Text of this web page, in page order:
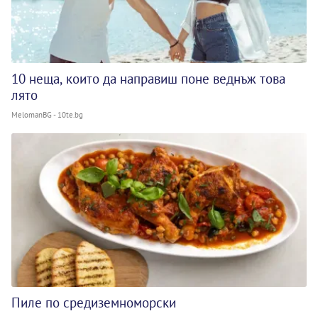
10 неща, които да направиш поне веднъж това
лято
MelomanBG - 10te.bg
Пиле по средиземноморски